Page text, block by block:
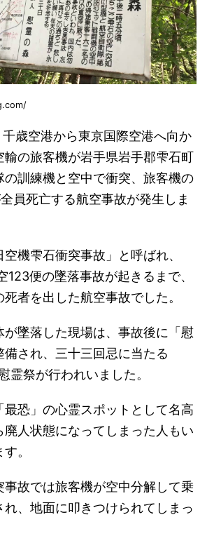
歳空港から東京国際空港へ向か
輸の旅客機が岩手県岩手郡雫石町
の訓練機と空中で衝突、旅客機の
員死亡する航空事故が発生しま
機雫石衝突事故」と呼ばれ、
123便の墜落事故が起きるまで、
者を出した航空事故でした。
が墜落した現場は、事故後に「慰
備され、三十三回忌に当たる
霊祭が行われいました。
最恐」の心霊スポットとして名高
廃人状態になってしまった人もい
。
事故では旅客機が空中分解して乗
れ、地面に叩きつけられてしまっ